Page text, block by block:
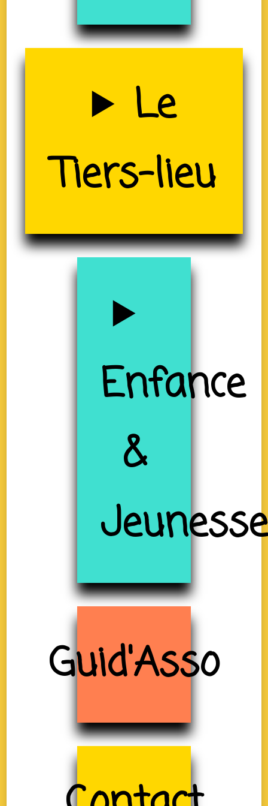
Uzerche
(19)
Le
Tiers-lieu
Enfance
&
Jeunesse
Guid'Asso